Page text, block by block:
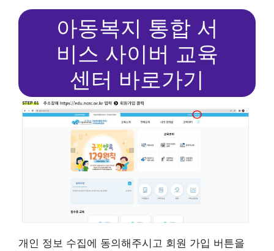
아동복지 통합 서
비스 사이버 교육
센터 바로가기
개인 정보 수집에 동의해주시고 회원 가입 버튼을